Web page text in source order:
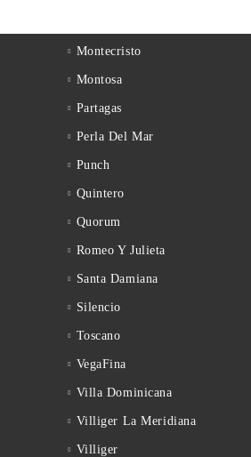
Montecristo
Montosa
Partagas
Perla Del Mar
Punch
Quintero
Quorum
Romeo Y Julieta
Santa Damiana
Silencio
Toscano
VegaFina
Villa Dominicana
Villiger La Meridiana
Villiger